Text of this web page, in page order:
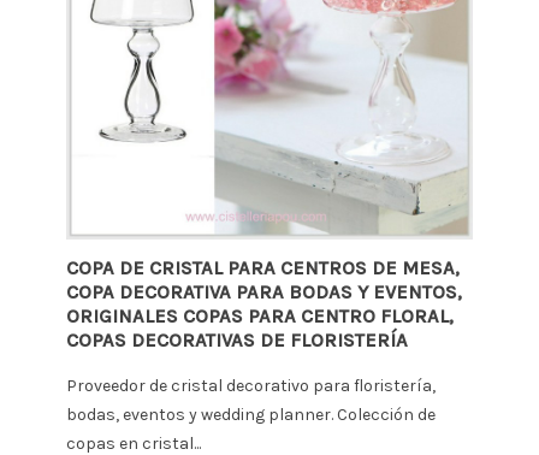
COPA DE CRISTAL PARA CENTROS DE MESA,
COPA DECORATIVA PARA BODAS Y EVENTOS,
ORIGINALES COPAS PARA CENTRO FLORAL,
COPAS DECORATIVAS DE FLORISTERÍA
Proveedor de cristal decorativo para floristería,
bodas, eventos y wedding planner. Colección de
copas en cristal...